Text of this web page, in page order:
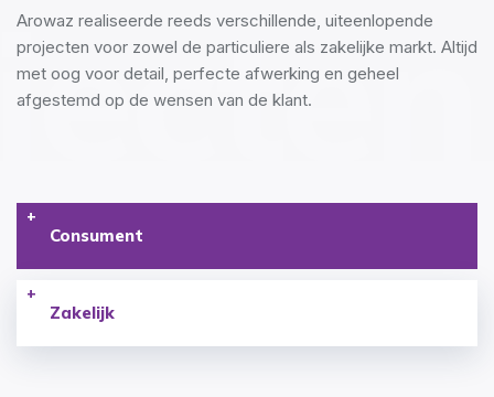
Arowaz realiseerde reeds verschillende, uiteenlopende
projecten voor zowel de particuliere als zakelijke markt. Altijd
met oog voor detail, perfecte afwerking en geheel
afgestemd op de wensen van de klant.
Consument
Zakelijk